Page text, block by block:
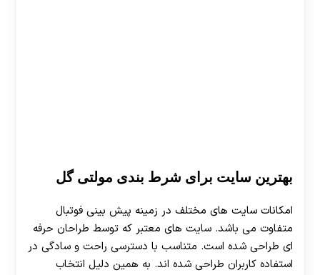
بهترین سایت برای شرط بندی مولتی گل
امکانات سایت های مختلف در زمینه پیش بینی فوتبال
متفاوت می باشد. سایت های معتبر که توسط طراحان حرفه
ای طراحی شده است. متناسب با دسترسی راحت و سادگی در
استفاده کاربران طراحی شده اند. به همین دلیل انتخاب